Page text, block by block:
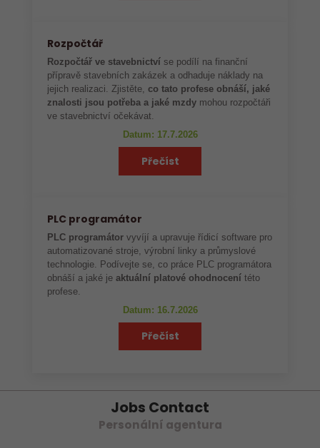
Rozpočtář
Rozpočtář ve stavebnictví se podílí na finanční
přípravě stavebních zakázek a odhaduje náklady na
jejich realizaci. Zjistěte,co tato profese obnáší, jaké
znalosti jsou potřeba a jaké mzdy mohou rozpočtáři
ve stavebnictví očekávat.
Datum: 17.7.2026
Přečíst
PLC programátor
PLC programátor vyvíjí a upravuje řídicí software pro
automatizované stroje, výrobní linky a průmyslové
technologie. Podívejte se, co práce PLC programátora
obnáší a jaké je aktuální platové ohodnocení této
profese.
Datum: 16.7.2026
Přečíst
Jobs Contact
Personální agentura